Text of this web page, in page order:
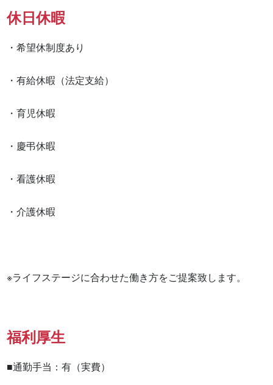
休日休暇
・希望休制度あり
・有給休暇（法定支給）
・育児休暇
・慶弔休暇
・看護休暇
・介護休暇
※ライフステージに合わせた働き方をご提案致します。
福利厚生
■通勤手当：有（実費）